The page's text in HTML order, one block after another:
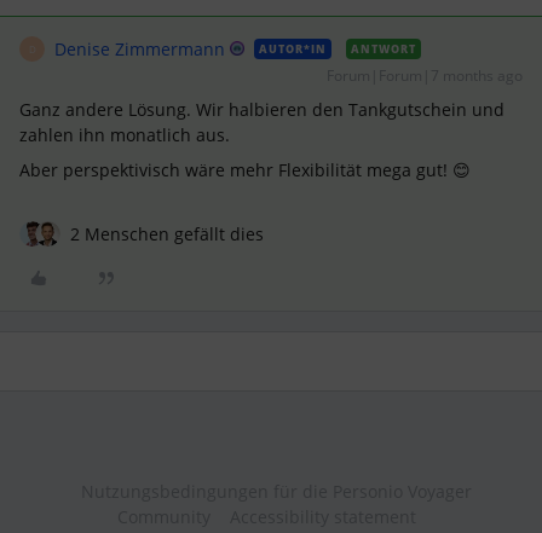
Denise Zimmermann AUTOR*IN ANTWORT
Ganz andere Lösung. Wir halbieren den Tankgutschein und
zahlen ihn monatlich aus.
Aber perspektivisch wäre mehr Flexibilität mega gut! 😊
2 Menschen gefällt dies